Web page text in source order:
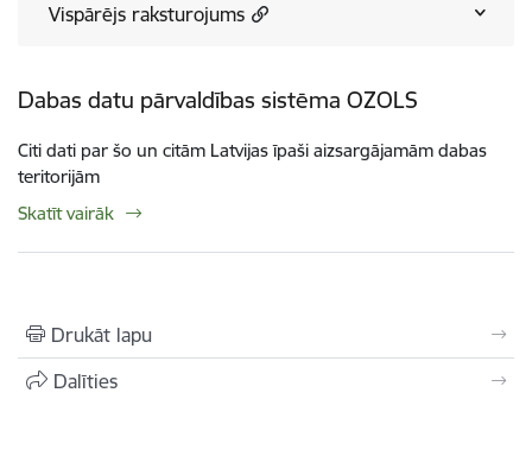
Vispārējs raksturojums
Dabas datu pārvaldības sistēma OZOLS
Citi dati par šo un citām Latvijas īpaši aizsargājamām dabas
teritorijām
Skatīt vairāk
Drukāt lapu
Dalīties